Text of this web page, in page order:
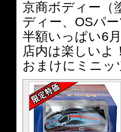
京商ボディー（
ディー、OSパ
半額いっぱい6
店内は楽しいよ
おまけにミニッ